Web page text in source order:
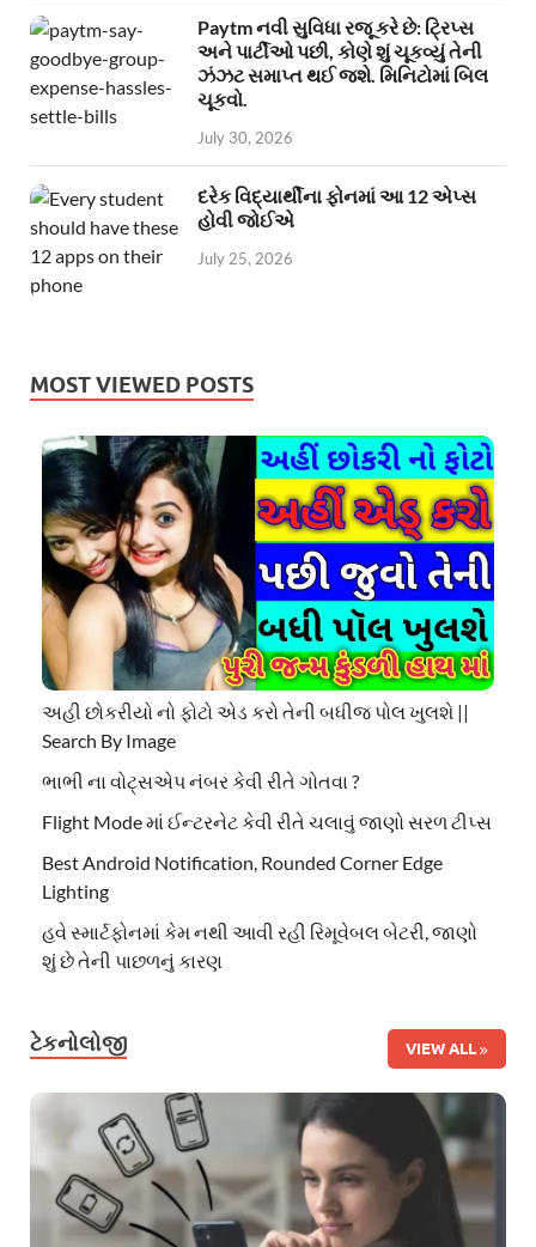
Paytm નવી સુવિધા રજૂ કરે છે: ટ્રિપ્સ
અને પાર્ટીઓ પછી, કોણે શું ચૂકવ્યું તેની
ઝંઝટ સમાપ્ત થઈ જશે. મિનિટોમાં બિલ
ચૂકવો.
July 30, 2026
દરેક વિદ્યાર્થીના ફોનમાં આ 12 એપ્સ
હોવી જોઈએ
July 25, 2026
MOST VIEWED POSTS
અહી છોકરીયો નો ફોટો એડ કરો તેની બધીજ પોલ ખુલશે ||
Search By Image
ભાભી ના વોટ્સએપ નંબર કેવી રીતે ગોતવા ?
Flight Mode માં ઈન્ટરનેટ કેવી રીતે ચલાવું જાણો સરળ ટીપ્સ
Best Android Notification, Rounded Corner Edge
Lighting
હવે સ્માર્ટફોનમાં કેમ નથી આવી રહી રિમૂવેબલ બેટરી, જાણો
શું છે તેની પાછળનું કારણ
ટેકનોલોજી VIEW ALL